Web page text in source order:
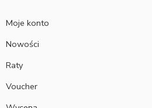
Moje konto
Nowości
Raty
Voucher